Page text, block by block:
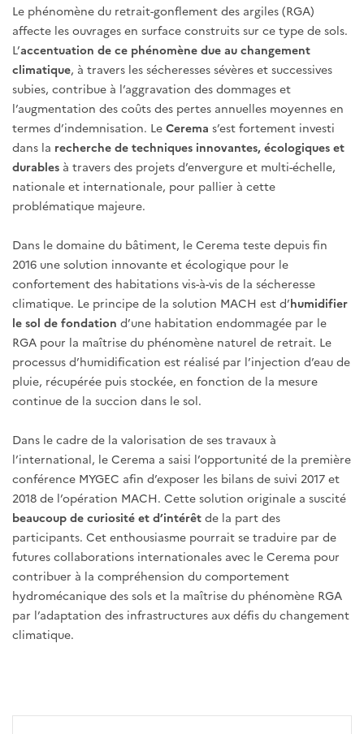
Le phénomène du retrait-gonflement des argiles (RGA)
affecte les ouvrages en surface construits sur ce type de sols.
L’accentuation de ce phénomène due au changement
climatique, à travers les sécheresses sévères et successives
subies, contribue à l’aggravation des dommages et
l’augmentation des coûts des pertes annuelles moyennes en
termes d’indemnisation. Le Cerema s’est fortement investi
dans la recherche de techniques innovantes, écologiques et
durables à travers des projets d’envergure et multi-échelle,
nationale et internationale, pour pallier à cette
problématique majeure.
Dans le domaine du bâtiment, le Cerema teste depuis fin
2016 une solution innovante et écologique pour le
confortement des habitations vis-à-vis de la sécheresse
climatique. Le principe de la solution MACH est d’humidifier
le sol de fondation d’une habitation endommagée par le
RGA pour la maîtrise du phénomène naturel de retrait. Le
processus d’humidification est réalisé par l’injection d’eau de
pluie, récupérée puis stockée, en fonction de la mesure
continue de la succion dans le sol.
Dans le cadre de la valorisation de ses travaux à
l’international, le Cerema a saisi l’opportunité de la première
conférence MYGEC afin d’exposer les bilans de suivi 2017 et
2018 de l’opération MACH. Cette solution originale a suscité
beaucoup de curiosité et d’intérêt de la part des
participants. Cet enthousiasme pourrait se traduire par de
futures collaborations internationales avec le Cerema pour
contribuer à la compréhension du comportement
hydromécanique des sols et la maîtrise du phénomène RGA
par l’adaptation des infrastructures aux défis du changement
climatique.